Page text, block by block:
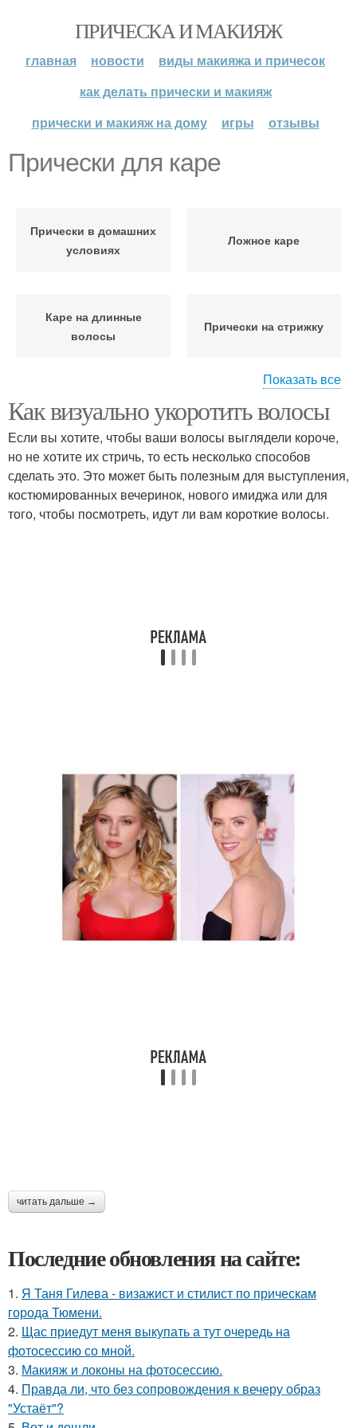
ПРИЧЕСКА И МАКИЯЖ
главная новости
виды макияжа и причесок
как делать прически и макияж
прически и макияж на дому
игры отзывы
Прически для каре
Прически в домашних
условиях
Ложное каре
Каре на длинные
волосы
Прически на стрижку
условиях
Показать все
Как визуально укоротить волосы
Если вы хотите, чтобы ваши волосы выглядели короче,
но не хотите их стричь, то есть несколько способов
сделать это. Это может быть полезным для выступления,
костюмированных вечеринок, нового имиджа или для
того, чтобы посмотреть, идут ли вам короткие волосы.
читать дальше →
Последние обновления на сайте:
1. Я Таня Гилева - визажист и стилист по прическам
города Тюмени.
2. Щас приедут меня выкупать а тут очередь на
фотосессию со мной.
3. Макияж и локоны на фотосессию.
4. Правда ли, что без сопровождения к вечеру образ
"Устаёт"?